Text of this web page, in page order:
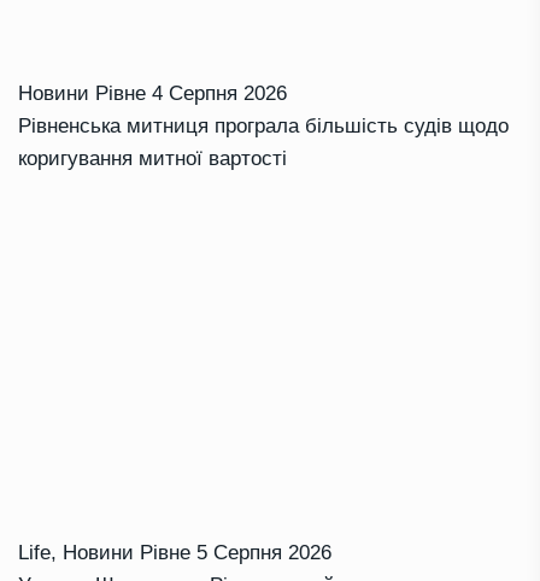
Новини Рівне 4 Серпня 2026
Рівненська митниця програла більшість судів щодо
коригування митної вартості
Life, Новини Рівне 5 Серпня 2026